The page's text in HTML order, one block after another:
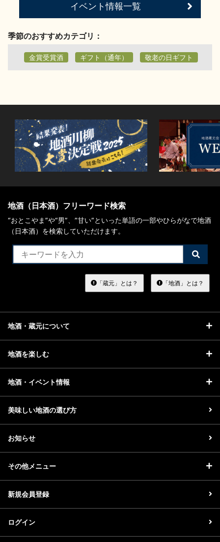
イベント情報TOP 新商品・おすすめ商品
季節の商品 イベント情報
地酒蔵元会WEB展示会 地酒蔵元会利酒会
お問い合わせ
イベント情報一覧
季節のおすすめカテゴリ：
金賞受賞酒 ギフト（通年） 敬老の日ギフト
地酒（日本酒）フリーワード検索
“おとこやま”や“男”、”甘い”といった単語の一部やひらがなで地酒
（日本酒）を検索していただけます。
検
索
る
「蔵元」とは？ 「地酒」とは？
地酒・蔵元について
地酒を楽しむ
地酒・イベント情報
美味しい地酒の選び方
お知らせ
その他メニュー
新規会員登録
ログイン